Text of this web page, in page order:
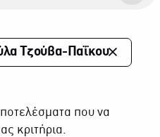
Τζούβα-Παΐκου
που να
κριτήρια.